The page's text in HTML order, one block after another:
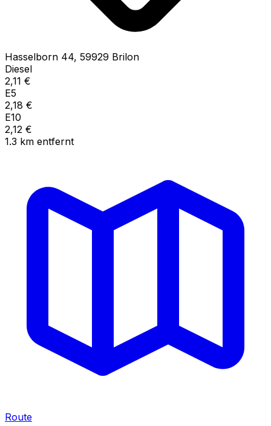
Hasselborn 44, 59929 Brilon
Diesel
2,11 €
E5
2,18 €
E10
2,12 €
1.3 km entfernt
Route